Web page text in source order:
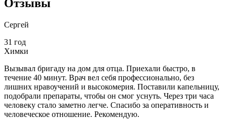
Отзывы
Сергей
31 год
Химки
Вызывал бригаду на дом для отца. Приехали быстро, в
течение 40 минут. Врач вел себя профессионально, без
лишних нравоучений и высокомерия. Поставили капельницу,
подобрали препараты, чтобы он смог уснуть. Через три часа
человеку стало заметно легче. Спасибо за оперативность и
человеческое отношение. Рекомендую.